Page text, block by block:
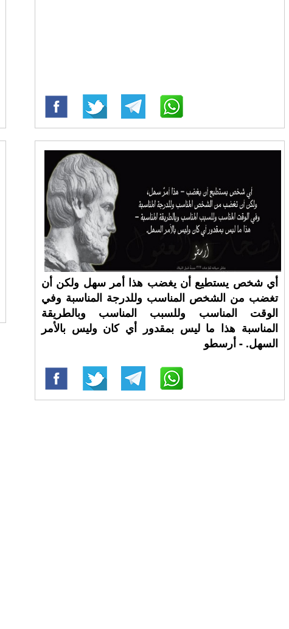
أي شخص يستطيع أن يغضب هذا أمر سهل ولكن أن
تغضب من الشخص المناسب وللدرجة المناسبة وفي
الوقت المناسب وللسبب المناسب وبالطريقة
المناسبة هذا ما ليس بمقدور أي كان وليس بالأمر
السهل. - أرسطو